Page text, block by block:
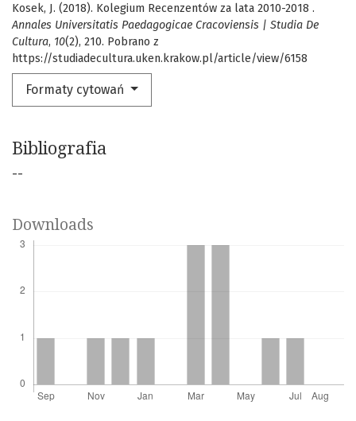
Kosek, J. (2018). Kolegium Recenzentów za lata 2010-2018 .
Annales Universitatis Paedagogicae Cracoviensis | Studia De
Cultura, 10(2), 210. Pobrano z
https://studiadecultura.uken.krakow.pl/article/view/6158
Formaty cytowań
Bibliografia
--
Downloads